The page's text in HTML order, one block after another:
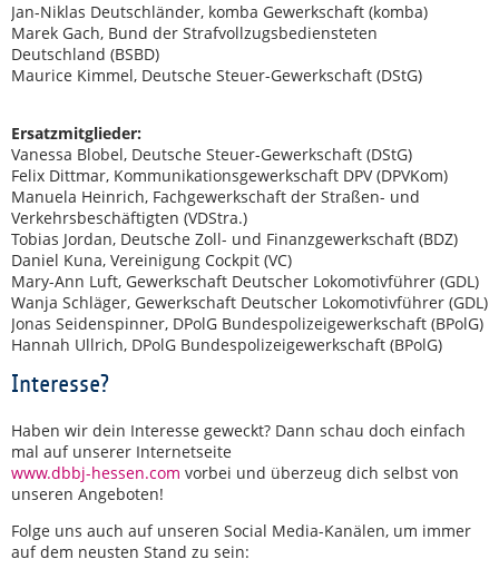
Jan-Niklas Deutschländer, komba Gewerkschaft (komba)
Marek Gach, Bund der Strafvollzugsbediensteten
Deutschland (BSBD)
Maurice Kimmel, Deutsche Steuer-Gewerkschaft (DStG)
Ersatzmitglieder:
Vanessa Blobel, Deutsche Steuer-Gewerkschaft (DStG)
Felix Dittmar, Kommunikationsgewerkschaft DPV (DPVKom)
Manuela Heinrich, Fachgewerkschaft der Straßen- und
Verkehrsbeschäftigten (VDStra.)
Tobias Jordan, Deutsche Zoll- und Finanzgewerkschaft (BDZ)
Daniel Kuna, Vereinigung Cockpit (VC)
Mary-Ann Luft, Gewerkschaft Deutscher Lokomotivführer (GDL)
Wanja Schläger, Gewerkschaft Deutscher Lokomotivführer (GDL)
Jonas Seidenspinner, DPolG Bundespolizeigewerkschaft (BPolG)
Hannah Ullrich, DPolG Bundespolizeigewerkschaft (BPolG)
Interesse?
Haben wir dein Interesse geweckt? Dann schau doch einfach
mal auf unserer Internetseite
www.dbbj-hessen.com vorbei und überzeug dich selbst von
unseren Angeboten!
Folge uns auch auf unseren Social Media-Kanälen, um immer
auf dem neusten Stand zu sein: